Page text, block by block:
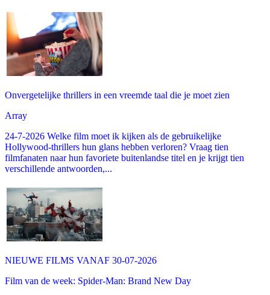
Onvergetelijke thrillers in een vreemde taal die je moet zien
Array
24-7-2026 Welke film moet ik kijken als de gebruikelijke
Hollywood-thrillers hun glans hebben verloren? Vraag tien
filmfanaten naar hun favoriete buitenlandse titel en je krijgt tien
verschillende antwoorden,...
NIEUWE FILMS VANAF 30-07-2026
Film van de week: Spider-Man: Brand New Day